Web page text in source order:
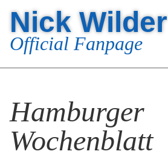
Nick Wilder
Official Fanpage
Hamburger
Wochenblatt